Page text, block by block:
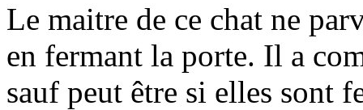
Le maitre de ce chat ne
en fermant la porte. Il a
sauf peut être si elles sont